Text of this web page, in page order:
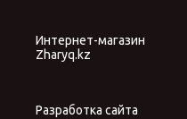
Интернет-магазин
Zharyq.kz
Разработка сайта